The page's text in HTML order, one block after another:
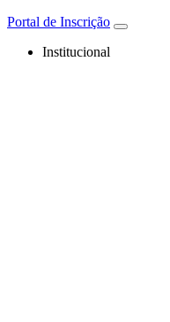
Portal de Inscrição
Institucional